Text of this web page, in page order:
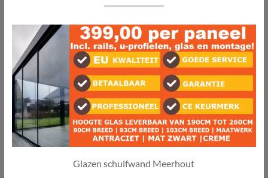
Glazen schuifwand Meerhout